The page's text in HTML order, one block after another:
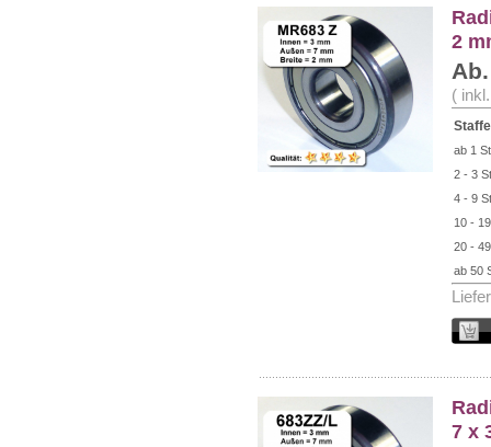
2
(
ab 1
2 - 3
4 - 9
10 -
20 -
ab 50
7 x